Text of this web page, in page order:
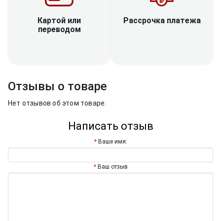
Картой или
переводом
Рассрочка платежа
Отзывы о товаре
Нет отзывов об этом товаре.
Написать отзыв
Ваше имя:
Ваш отзыв